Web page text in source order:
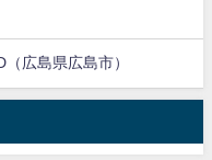
広島県広島市）